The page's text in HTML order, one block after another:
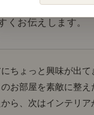
分の言葉で、イン
くお伝えします。
ちょっと興味が出て
お部屋を素敵に整え
ら、次はインテリア